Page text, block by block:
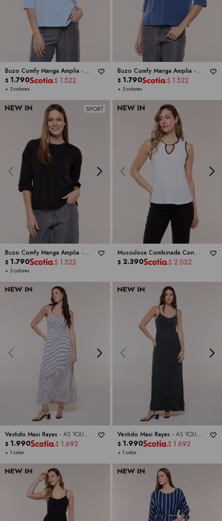
Buzo Comfy Manga Amplia -
CABLE & GAUGE
+ 3 colores
$ 1.790 $ 1.522
Buzo Comfy Manga Amplia -
CABLE & GAUGE
+ 3 colores
$ 1.790 $ 1.522
Buzo Comfy Manga Amplia -
CABLE & GAUGE
+ 3 colores
$ 1.790 $ 1.522
Musculosa Combinada Con
Aplique Metálico -RIO & RIAN
$ 2.390 $ 2.032
Vestido Maxi Rayas - AS YOU
WISH
+ 1 color
$ 1.990 $ 1.692
Vestido Maxi Rayas - AS YOU
WISH
+ 1 color
$ 1.990 $ 1.692